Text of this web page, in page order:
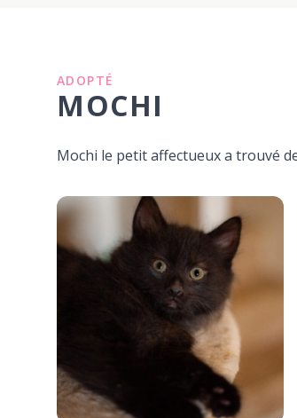
ADOPTÉ
MOCHI
Mochi le petit affectueux a trouvé